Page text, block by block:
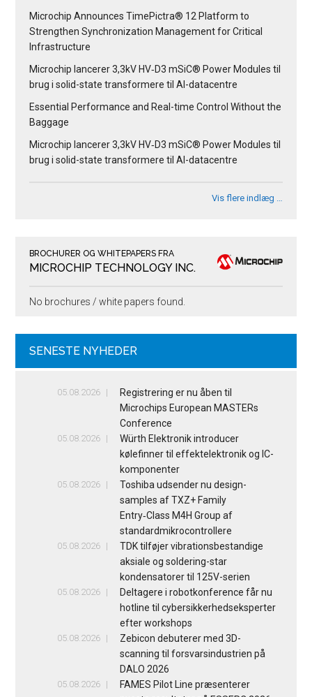
Microchip Announces TimePictra® 12 Platform to
Strengthen Synchronization Management for Critical
Infrastructure
Microchip lancerer 3,3kV HV‑D3 mSiC® Power Modules til
brug i solid-state transformere til AI-datacentre
Essential Performance and Real-time Control Without the
Baggage
Microchip lancerer 3,3kV HV‑D3 mSiC® Power Modules til
brug i solid-state transformere til AI-datacentre
Vis flere indlæg …
BROCHURER OG WHITEPAPERS FRA
MICROCHIP TECHNOLOGY INC.
No brochures / white papers found.
SENESTE NYHEDER
05.08.2026
Registrering er nu åben til
Microchips European MASTERs
Conference
05.08.2026
Würth Elektronik introducer
kølefinner til effektelektronik og IC-
komponenter
05.08.2026
Toshiba udsender nu design-
samples af TXZ+ Family
Entry‑Class M4H Group af
standardmikrocontrollere
05.08.2026
TDK tilføjer vibrationsbestandige
aksiale og soldering-star
kondensatorer til 125V-serien
05.08.2026
Deltagere i robotkonference får nu
hotline til cybersikkerhedseksperter
efter workshops
05.08.2026
Zebicon debuterer med 3D-
scanning til forsvarsindustrien på
DALO 2026
05.08.2026
FAMES Pilot Line præsenterer